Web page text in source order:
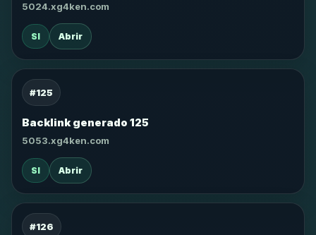
5024.xg4ken.com
SI Abrir
#125
Backlink generado 125
5053.xg4ken.com
SI Abrir
#126